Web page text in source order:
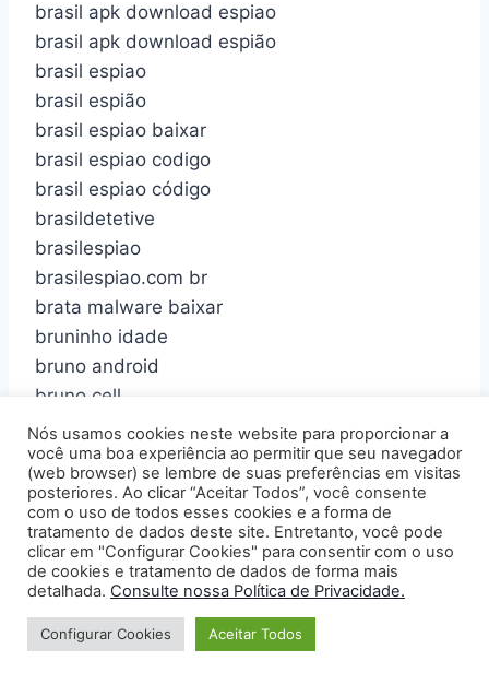
brasil apk download espiao
brasil apk download espião
brasil espiao
brasil espião
brasil espiao baixar
brasil espiao codigo
brasil espiao código
brasildetetive
brasilespiao
brasilespiao.com br
brata malware baixar
bruninho idade
bruno android
bruno cell
bruno celular
bruno celulares
bruno e marrone antiga
bruno e marrone antigas
bruno e marrone as antigas
bruno e marrone as melhores antigas
bruno espiao
bruno espião
Nós usamos cookies neste website para proporcionar a
você uma boa experiência ao permitir que seu navegador
(web browser) se lembre de suas preferências em visitas
posteriores. Ao clicar “Aceitar Todos”, você consente
com o uso de todos esses cookies e a forma de
tratamento de dados deste site. Entretanto, você pode
clicar em "Configurar Cookies" para consentir com o uso
de cookies e tratamento de dados de forma mais
detalhada. Consulte nossa Política de Privacidade.
Configurar Cookies Aceitar Todos